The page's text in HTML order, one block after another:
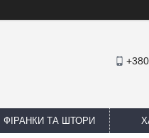
ФІРАНКИ ТА ШТОРИ